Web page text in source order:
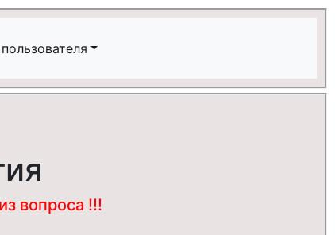
вопроса !!!